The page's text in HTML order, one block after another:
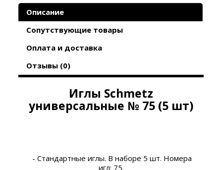
Описание
Сопутствующие товары
Оплата и доставка
Отзывы (0)
Иглы Schmetz
универсальные № 75 (5 шт)
- Стандартные иглы. В наборе 5 шт. Номера
игл: 75.